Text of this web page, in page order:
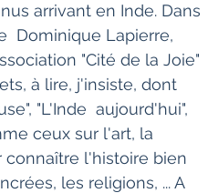
arrivant en Inde. Dans
Dominique Lapierre,
"Cité de la Joie"
à lire, j'insiste, dont
"L'Inde  aujourd'hui",
ceux sur l'art, la
l'histoire bien
les religions, ... A